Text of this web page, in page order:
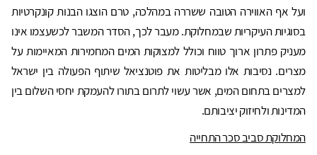
ועל אף האווירה הטובה ששררה במהלכה, טרם הוצגו הבנות קונקרטיות
בסוגיות העיקריות שבמחלוקת. מעבר לכך, הסדר המשבר לכשעצמו אינו
מעניק פתרון ארוך טווח וכולל למצוקות המים המחמירות המאיימות על
מצרים. נסיבות אלו מבליטות את פוטנציאל שיתוף הפעולה בין ישראל
למצרים בתחום המים, אשר עשוי לתרום בתורו להעמקת יחסי השלום בין
המדינות ולחיזוק יציבותם.
המחלוקת סביב סכר התחייה